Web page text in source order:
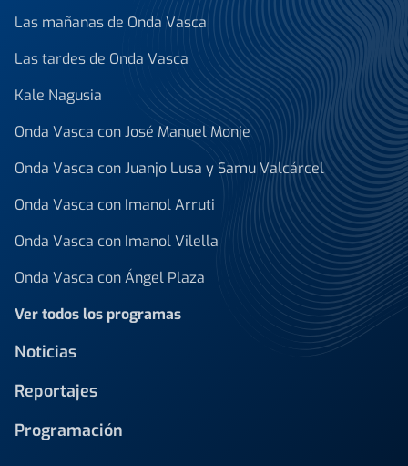
Las mañanas de Onda Vasca
Las tardes de Onda Vasca
Kale Nagusia
Onda Vasca con José Manuel Monje
Onda Vasca con Juanjo Lusa y Samu Valcárcel
Onda Vasca con Imanol Arruti
Onda Vasca con Imanol Vilella
Onda Vasca con Ángel Plaza
Ver todos los programas
Noticias
Reportajes
Programación